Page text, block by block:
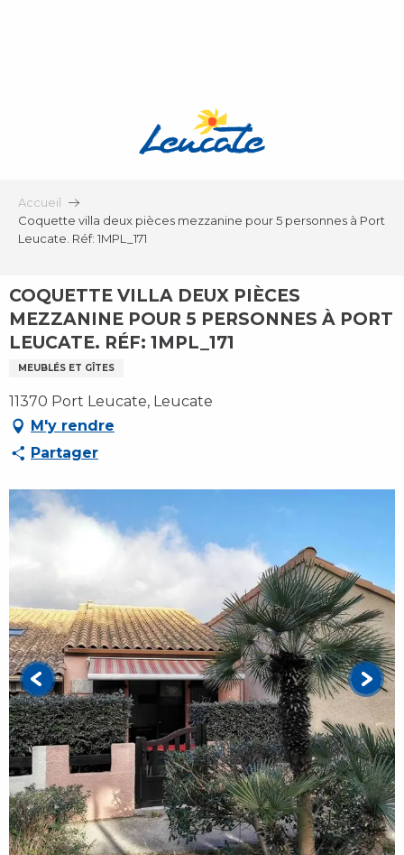
Accueil
Coquette villa deux pièces mezzanine pour 5 personnes à Port
Leucate. Réf: 1MPL_171
COQUETTE VILLA DEUX PIÈCES
MEZZANINE POUR 5 PERSONNES À PORT
LEUCATE. RÉF: 1MPL_171
MEUBLÉS ET GÎTES
11370 Port Leucate, Leucate
M'y rendre
Partager